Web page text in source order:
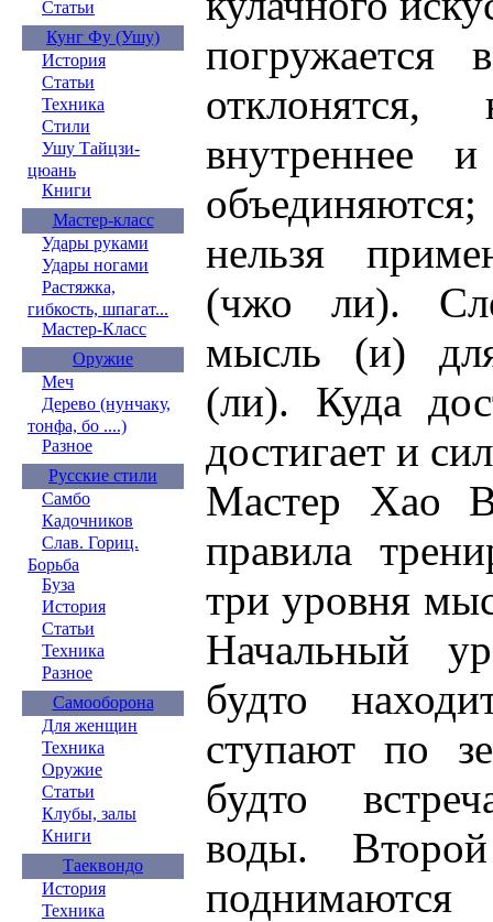
Статьи
Кунг Фу (Ушу)
История
Статьи
Техника
Стили
Ушу Тайцзи-
цюань
Книги
Мастер-класс
Удары руками
Удары ногами
Растяжка,
гибкость, шпагат...
Мастер-Класс
Оружие
Меч
Дерево (нунчаку,
тонфа, бо ....)
Разное
Русские стили
Самбо
Кадочников
Слав. Гориц.
Борьба
Буза
История
Статьи
Техника
Разное
Самооборона
Для женщин
Техника
Оружие
Статьи
Клубы, залы
Книги
Таеквондо
История
Техника
погружается
отклонятся,
внутреннее
нельзя
(чжо ли).
мысль (и)
(ли). Куда
достигает и
Мастер Хао
правила
три уровня
Начальный
будто
ступают по
будто
воды.